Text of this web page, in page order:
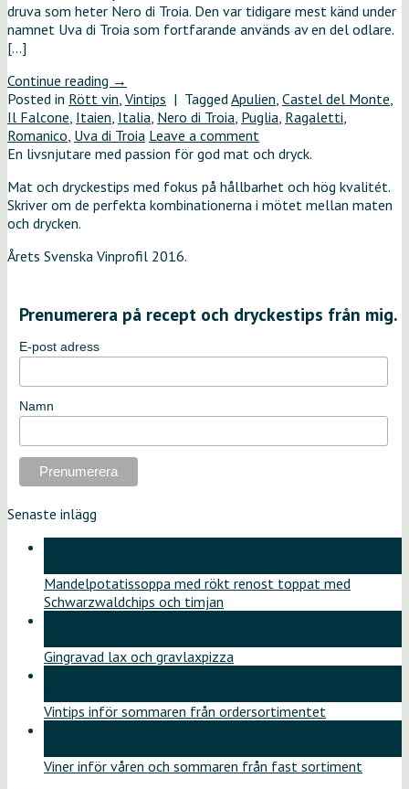
druva som heter Nero di Troia. Den var tidigare mest känd under
namnet Uva di Troia som fortfarande används av en del odlare.
[…]
Continue reading →
Posted in Rött vin, Vintips | TaggedApulien, Castel del Monte,
Il Falcone, Itaien, Italia, Nero di Troia, Puglia, Ragaletti,
Romanico, Uva di Troia Leave a comment
En livsnjutare med passion för god mat och dryck.
Mat och dryckestips med fokus på hållbarhet och hög kvalitét.
Skriver om de perfekta kombinationerna i mötet mellan maten
och drycken.
Årets Svenska Vinprofil 2016.
Prenumerera på recept och dryckestips från mig.
E-post adress
Namn
Senaste inlägg
Mandelpotatissoppa med rökt renost toppat med
Schwarzwaldchips och timjan
Gingravad lax och gravlaxpizza
Vintips inför sommaren från ordersortimentet
Viner inför våren och sommaren från fast sortiment